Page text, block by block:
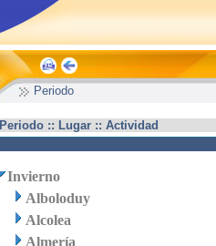
Periodo
Periodo :: Lugar :: Actividad
Invierno
Alboloduy
Alcolea
Almería